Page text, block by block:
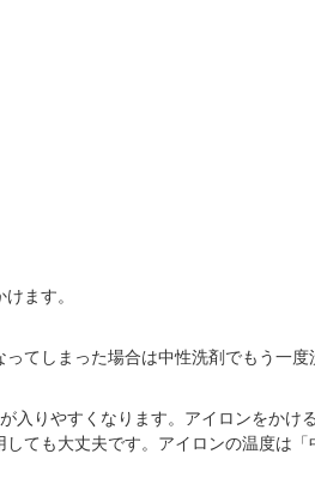
ます。
てしまった場合は中性洗剤でもう一度
りやすくなります。アイロンをかけ
ても大丈夫です。アイロンの温度は「